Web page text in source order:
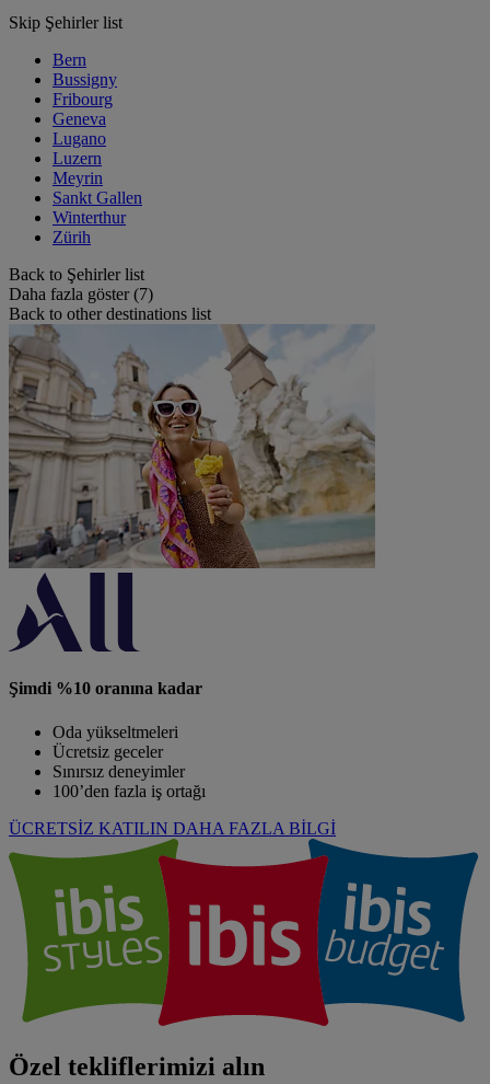
Skip Şehirler list
Bern
Bussigny
Fribourg
Geneva
Lugano
Luzern
Meyrin
Sankt Gallen
Winterthur
Zürih
Back to Şehirler list
Daha fazla göster (7)
Back to other destinations list
Şimdi %10 oranına kadar
Oda yükseltmeleri
Ücretsiz geceler
Sınırsız deneyimler
100’den fazla iş ortağı
ÜCRETSİZ KATILIN DAHA FAZLA BİLGİ
Özel tekliflerimizi alın